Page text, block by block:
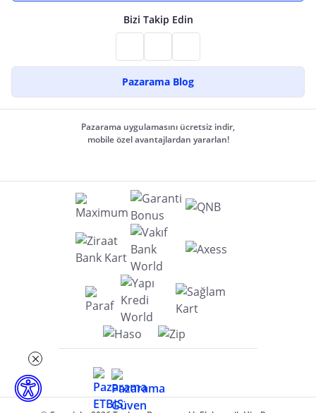
Bizi Takip Edin
Pazarama Blog
Pazarama uygulamasını ücretsiz indir,
mobile özel avantajlardan yararlan!